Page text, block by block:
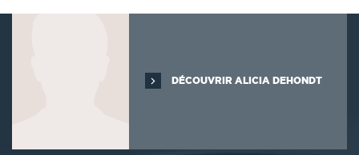
DÉCOUVRIR ALICIA DEHONDT